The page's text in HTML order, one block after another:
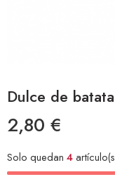
Dulce de
2,80 €
Solo quedan 4